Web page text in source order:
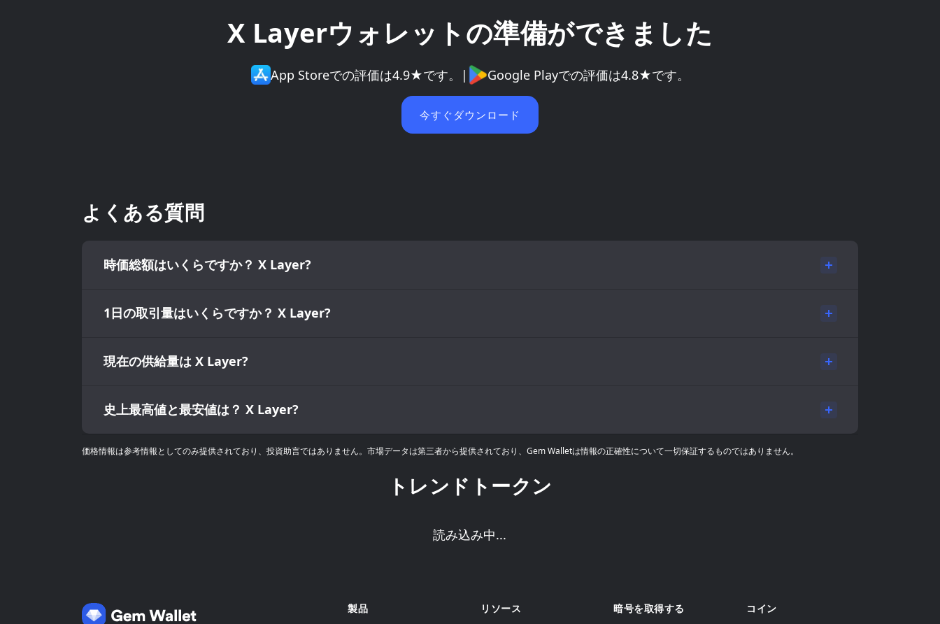
X Layerウォレットの準備ができました
App Storeでの評価は4.9★です。 | Google Playでの評価は4.8★です。
今すぐダウンロード
よくある質問
時価総額はいくらですか？ X Layer?
1日の取引量はいくらですか？ X Layer?
現在の供給量は X Layer?
史上最高値と最安値は？ X Layer?
価格情報は参考情報としてのみ提供されており、投資助言ではありません。市場データは第三者から提供されており、Gem Walletは情報の正確性について一切保証するものではありません。
トレンドトークン
読み込み中...
製品 リソース 暗号を取得する コイン